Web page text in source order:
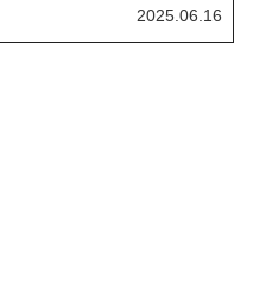
っそりと頑張っている、Google Pixel
す。
2025.06.16